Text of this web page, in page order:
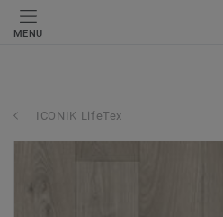
MENU
ICONIK LifeTex